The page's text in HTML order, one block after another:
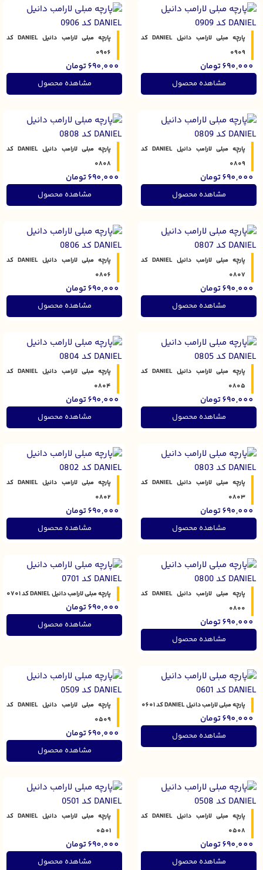
پارچه مبلی لارامب دانیل DANIEL کد
0909
690,000تومان
مشاهده محصول
پارچه مبلی لارامب دانیل DANIEL کد
0906
690,000تومان
مشاهده محصول
پارچه مبلی لارامب دانیل DANIEL کد
0809
690,000تومان
مشاهده محصول
پارچه مبلی لارامب دانیل DANIEL کد
0808
690,000تومان
مشاهده محصول
پارچه مبلی لارامب دانیل DANIEL کد
0807
690,000تومان
مشاهده محصول
پارچه مبلی لارامب دانیل DANIEL کد
0806
690,000تومان
مشاهده محصول
پارچه مبلی لارامب دانیل DANIEL کد
0805
690,000تومان
مشاهده محصول
پارچه مبلی لارامب دانیل DANIEL کد
0804
690,000تومان
مشاهده محصول
پارچه مبلی لارامب دانیل DANIEL کد
0803
690,000تومان
مشاهده محصول
پارچه مبلی لارامب دانیل DANIEL کد
0802
690,000تومان
مشاهده محصول
پارچه مبلی لارامب دانیل DANIEL کد
0800
690,000تومان
مشاهده محصول
پارچه مبلی لارامب دانیل DANIEL کد 0701
690,000تومان
مشاهده محصول
پارچه مبلی لارامب دانیل DANIEL کد 0601
690,000تومان
مشاهده محصول
پارچه مبلی لارامب دانیل DANIEL کد
0509
690,000تومان
مشاهده محصول
پارچه مبلی لارامب دانیل DANIEL کد
0508
690,000تومان
مشاهده محصول
پارچه مبلی لارامب دانیل DANIEL کد
0501
690,000تومان
مشاهده محصول